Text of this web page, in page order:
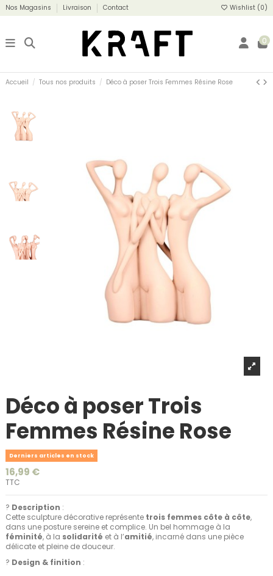
Nos Magasins Livraison Contact Wishlist (0)
0
Accueil Tous nos produits Déco à poser Trois Femmes Résine Rose
Déco à poser Trois
Femmes Résine Rose
Derniers articles en stock
16,99 €
TTC
? Description :
Cette sculpture décorative représente trois femmes côte à côte,
dans une posture sereine et complice. Un bel hommage à la
féminité, à la solidarité et à l’amitié, incarné dans une pièce
délicate et pleine de douceur.
? Design & finition :